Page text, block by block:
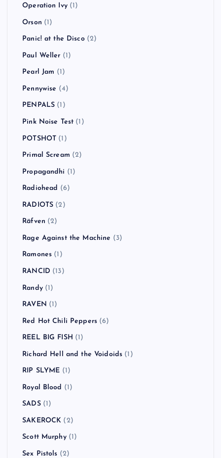
Operation Ivy(1)
Orson (1)
Panic! at the Disco(2)
Paul Weller (1)
Pearl Jam (1)
Pennywise (4)
PENPALS (1)
Pink Noise Test (1)
POTSHOT (1)
Primal Scream (2)
Propagandhi (1)
Radiohead (6)
RADIOTS (2)
Räfven (2)
Rage Against the Machine (3)
Ramones (1)
RANCID (13)
Randy(1)
RAVEN (1)
Red Hot Chili Peppers (6)
REEL BIG FISH (1)
Richard Hell and the Voidoids (1)
RIP SLYME (1)
Royal Blood (1)
SADS(1)
SAKEROCK (2)
Scott Murphy(1)
Sex Pistols (2)